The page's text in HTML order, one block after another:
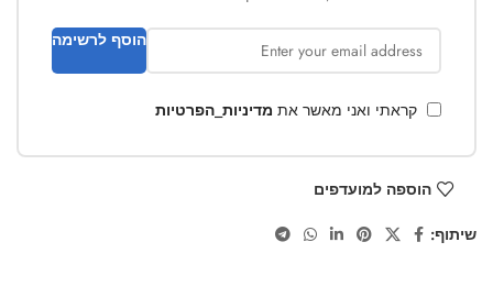
הוסף לרשימה
קראתי ואני מאשר את מדיניות_הפרטיות
הוספה למועדפים
שיתוף: